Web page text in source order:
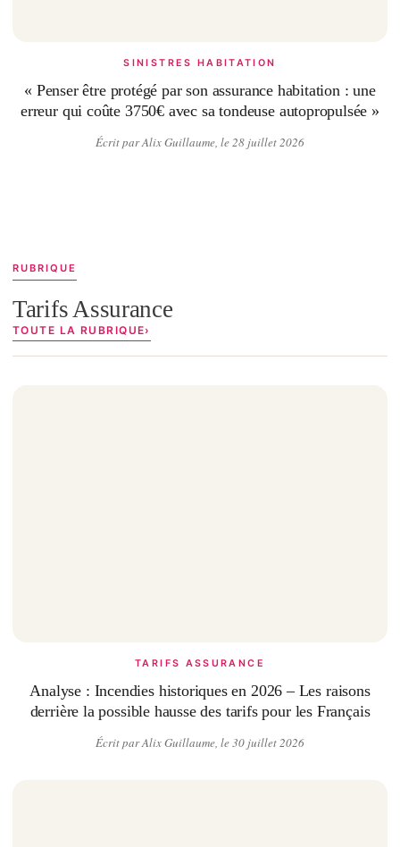
SINISTRES HABITATION
« Penser être protégé par son assurance habitation : une
erreur qui coûte 3750€ avec sa tondeuse autopropulsée »
Écrit par Alix Guillaume, le 28 juillet 2026
RUBRIQUE
Tarifs Assurance
TOUTE LA RUBRIQUE
TARIFS ASSURANCE
Analyse : Incendies historiques en 2026 – Les raisons
derrière la possible hausse des tarifs pour les Français
Écrit par Alix Guillaume, le 30 juillet 2026